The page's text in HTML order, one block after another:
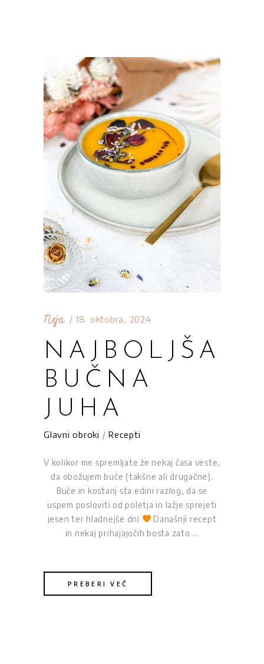
Neja 18. oktobra, 2024
NAJBOLJŠA
BUČNA
JUHA
Glavni obroki / Recepti
V kolikor me spremljate že nekaj časa veste,
da obožujem buče (takšne ali drugačne).
Buče in kostanj sta edini razlog, da se
uspem posloviti od poletja in lažje sprejeti
jesen ter hladnejše dni
Današnji recept
in nekaj prihajajočih bosta zato
PREBERI VEČ